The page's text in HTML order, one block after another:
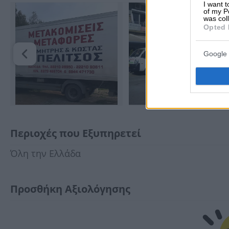
I want
of my
was
Opted
Google
Περιοχές που Εξυπηρετεί
Όλη την Ελλάδα
Προσθήκη Αξιολόγησης